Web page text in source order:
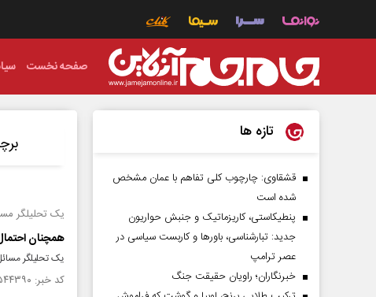
صفحه نخست
یک تحلیلگر
همچنان
یک تحلیلگر
کد خبر: ۱۵۴۴۳۹۰ تاریخ انتشار : ۱۴۰۴/۱۲/۰۶
تازه ها
قشقاوی: چارچوب کلی تفاهم با عمان مشخص
شده است
پنطیکاستی، کاریزماتیک و جنبش حواریون
جدید: تبارشناسی، باور‌ها و کاربست سیاسی در
عصر ترامپ
خبرنگاران؛ راویان حقیقت جنگ